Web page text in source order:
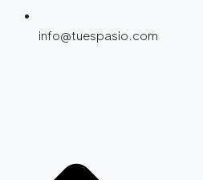
info@tuespasio.com